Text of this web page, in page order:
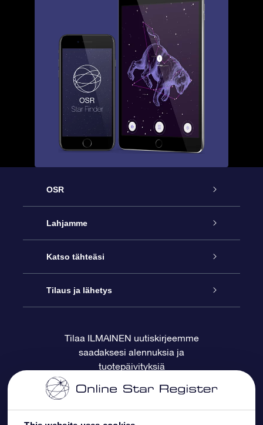
OSR
Palvelu
Ota meihin yhteyttä
Blogi
Arvostelut
Lahjamme
Online Star -lahja
OSR-lahjapakkaus
OSR-lahjakortti
Yrityslahjat
Katso tähteäsi
Star Register
Henkilökohtainen Tähtisivu
One Million Stars
OSR -tähden tallennus
Tilaus ja lähetys
Maksutiedot
Toimitustiedot
Palautuskäytäntö
Tilaa ILMAINEN uutiskirjeemme
saadaksesi alennuksia ja
tuotepäivityksiä